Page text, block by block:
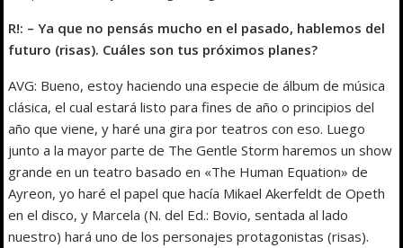
R!: – Ya que no pensás mucho en el pasado, hablemos del
futuro (risas). Cuáles son tus próximos planes?
AVG: Bueno, estoy haciendo una especie de álbum de música
clásica, el cual estará listo para fines de año o principios del
año que viene, y haré una gira por teatros con eso. Luego
junto a la mayor parte de The Gentle Storm haremos un show
grande en un teatro basado en «The Human Equation» de
Ayreon, yo haré el papel que hacía Mikael Akerfeldt de Opeth
en el disco, y Marcela (N. del Ed.: Bovio, sentada al lado
nuestro) hará uno de los personajes protagonistas (risas).